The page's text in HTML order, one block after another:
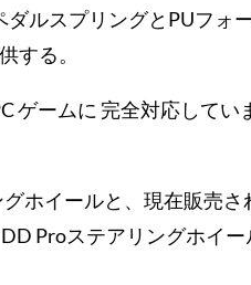
ルスプリングとPUフォ
する。
ゲームに 完全対応してい
ホイールと、現在販売さ
Proステアリングホイー